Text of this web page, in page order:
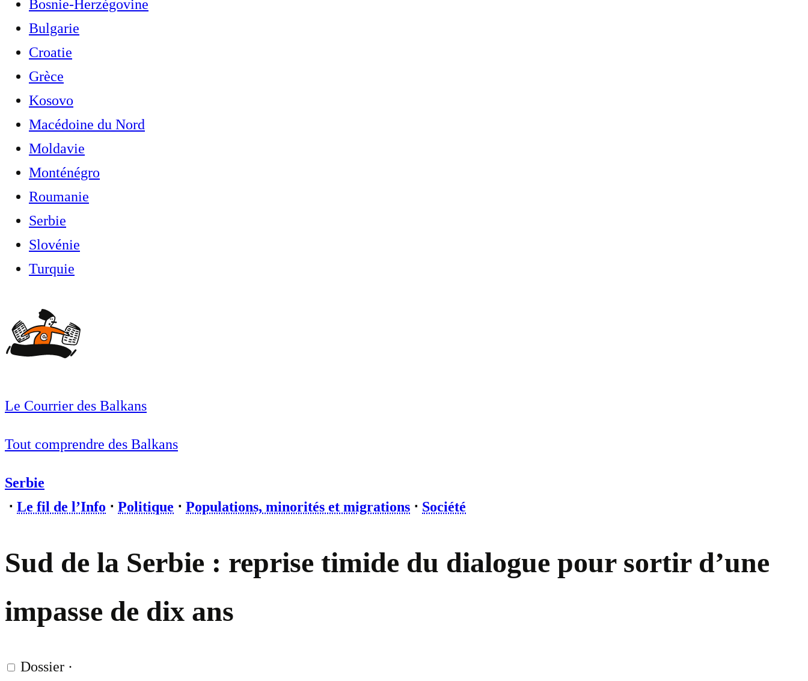
Bosnie-Herzégovine
Bulgarie
Croatie
Grèce
Kosovo
Macédoine du Nord
Moldavie
Monténégro
Roumanie
Serbie
Slovénie
Turquie
Le Courrier des Balkans
Tout comprendre des Balkans
Serbie
⋅ Le fil de l’Info ⋅ Politique ⋅ Populations, minorités et migrations ⋅ Société
Sud de la Serbie : reprise timide du dialogue pour sortir d’une
impasse de dix ans
Dossier ·